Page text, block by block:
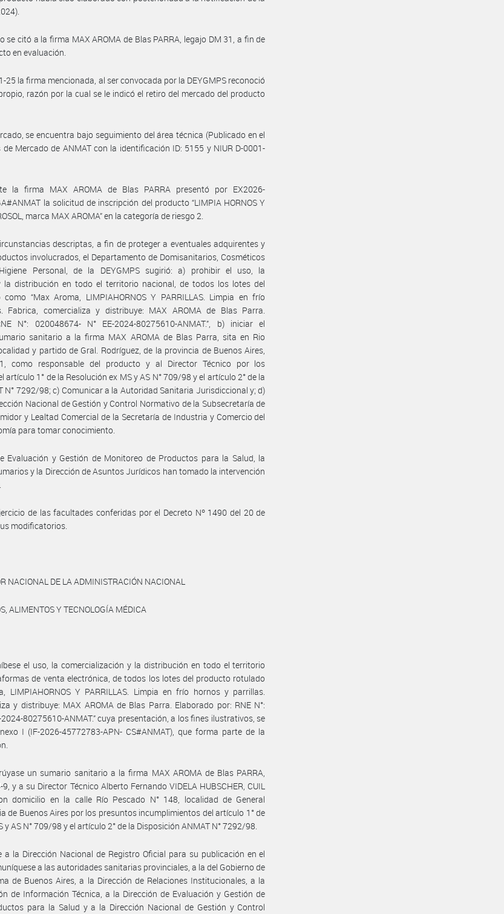
se citó a la firma MAX AROMA de Blas PARRA, legajo DM 31, a fin de
en evaluación.
25 la firma mencionada, al ser convocada por la DEYGMPS reconoció
razón por la cual se le indicó el retiro del mercado del producto
se encuentra bajo seguimiento del área técnica (Publicado en el
de Mercado de ANMAT con la identificación ID: 5155 y NIUR D-0001-
la firma MAX AROMA de Blas PARRA presentó por EX2026-
la solicitud de inscripción del producto “LIMPIA HORNOS Y
marca MAX AROMA” en la categoría de riesgo 2.
descriptas, a fin de proteger a eventuales adquirentes y
involucrados, el Departamento de Domisanitarios, Cosméticos
Personal, de la DEYGMPS sugirió: a) prohibir el uso, la
la distribución en todo el territorio nacional, de todos los lotes del
“Max Aroma, LIMPIAHORNOS Y PARRILLAS. Limpia en frío
Fabrica, comercializa y distribuye: MAX AROMA de Blas Parra.
N°: 020048674- N° EE-2024-80275610-ANMAT.”, b) iniciar el
sanitario a la firma MAX AROMA de Blas Parra, sita en Rio
y partido de Gral. Rodríguez, de la provincia de Buenos Aires,
como responsable del producto y al Director Técnico por los
artículo 1° de la Resolución ex MS y AS N° 709/98 y el artículo 2° de la
N° 7292/98; c) Comunicar a la Autoridad Sanitaria Jurisdiccional y; d)
Nacional de Gestión y Control Normativo de la Subsecretaría de
y Lealtad Comercial de la Secretaría de Industria y Comercio del
para tomar conocimiento.
Evaluación y Gestión de Monitoreo de Productos para la Salud, la
y la Dirección de Asuntos Jurídicos han tomado la intervención
de las facultades conferidas por el Decreto Nº 1490 del 20 de
modificatorios.
NACIONAL DE LA ADMINISTRACIÓN NACIONAL
ALIMENTOS Y TECNOLOGÍA MÉDICA
el uso, la comercialización y la distribución en todo el territorio
de venta electrónica, de todos los lotes del producto rotulado
LIMPIAHORNOS Y PARRILLAS. Limpia en frío hornos y parrillas.
y distribuye: MAX AROMA de Blas Parra. Elaborado por: RNE N°:
80275610-ANMAT.” cuya presentación, a los fines ilustrativos, se
I (IF-2026-45772783-APN- CS#ANMAT), que forma parte de la
un sumario sanitario a la firma MAX AROMA de Blas PARRA,
y a su Director Técnico Alberto Fernando VIDELA HUBSCHER, CUIL
domicilio en la calle Río Pescado N° 148, localidad de General
de Buenos Aires por los presuntos incumplimientos del artículo 1° de
y AS N° 709/98 y el artículo 2° de la Disposición ANMAT N° 7292/98.
a la Dirección Nacional de Registro Oficial para su publicación en el
a las autoridades sanitarias provinciales, a la del Gobierno de
de Buenos Aires, a la Dirección de Relaciones Institucionales, a la
de Información Técnica, a la Dirección de Evaluación y Gestión de
para la Salud y a la Dirección Nacional de Gestión y Control